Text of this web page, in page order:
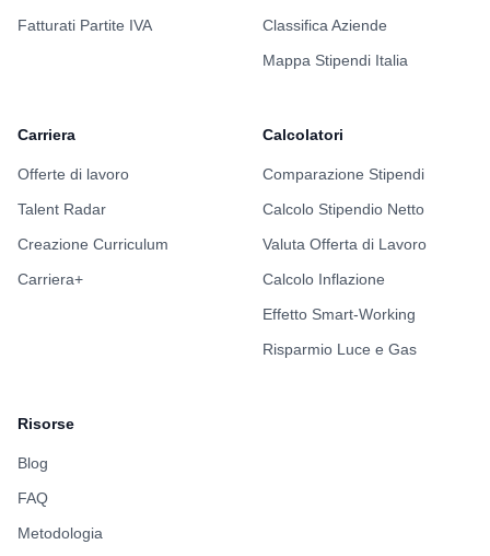
Fatturati Partite IVA
Classifica Aziende
Mappa Stipendi Italia
Carriera
Offerte di lavoro
Talent Radar
Creazione Curriculum
Carriera+
Calcolatori
Comparazione Stipendi
Calcolo Stipendio Netto
Valuta Offerta di Lavoro
Calcolo Inflazione
Effetto Smart-Working
Risparmio Luce e Gas
Risorse
Blog
FAQ
Metodologia